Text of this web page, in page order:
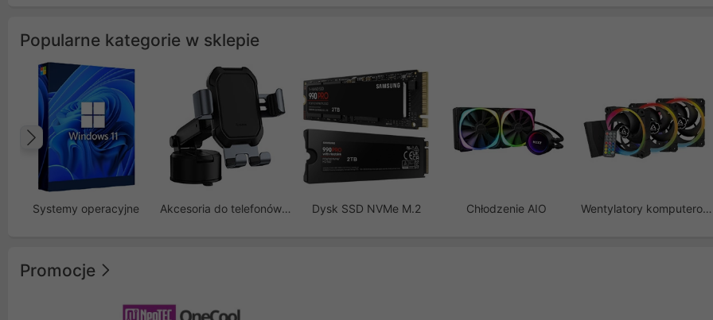
Popularne kategorie w sklepie
Systemy operacyjne Akcesoria do telefonów GSM Dysk SSD NVMe M.2 Chłodzenie AIO Wentylatory komputerowe
Poprzedni
Promocje